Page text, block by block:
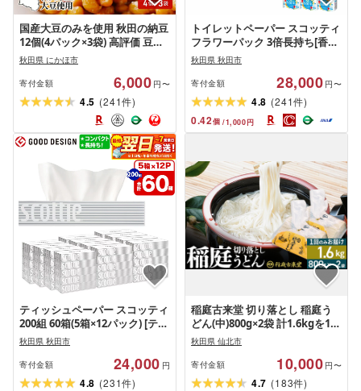
国産大豆のみを使用 秋田の納豆
12個(4パック×3袋) 高評価 豆類
ごはんのお供 お取り寄せグルメ
秋田県 にかほ市
寄付金額 6,000 円〜
4.5 (241件)
トイレットペーパー スコッティ
フラワーパック 3倍長持ち[香り
付]4ロール(シングル)×12パック
日用品 最短翌日発送 [スコッテ
ィ フラワーパック トイレット
ペーパー 日本製紙クレシア 新
生活]
秋田県 秋田市
寄付金額 28,000 円〜
4.8 (241件)
0.42個 /1,000円
ティッシュペーパー スコッティ
200組 60箱(5箱×12パック) [ティ
ッシュ ボックスティッシュ 日
用品 スコッティ(SCOTTIE) スコ
ッティティシュー]
秋田県 秋田市
寄付金額 24,000 円
4.8 (231件)
稲庭古来堂 切り落とし 稲庭う
どん(中)800g×2袋 計1.6kgを1回
お届け 伝統製法認定 稲庭古来
うどん
秋田県 仙北市
寄付金額 10,000 円〜
4.7 (183件)